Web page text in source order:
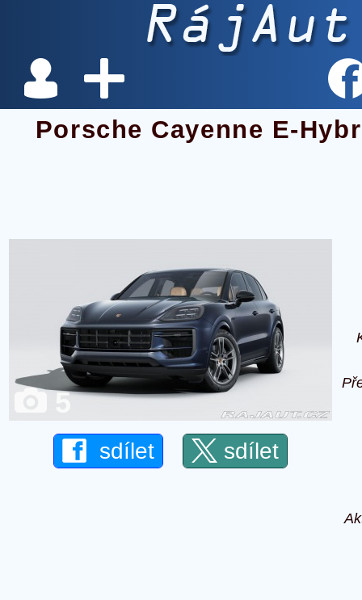
Porsche Cayenne E-
5
sdílet sdílet